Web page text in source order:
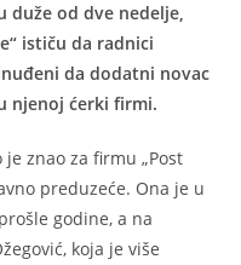
duže od dve nedelje,
ističu da radnici
da dodatni novac
njenoj ćerki firmi.
je znao za firmu „Post
preduzeće. Ona je u
godine, a na
koja je više